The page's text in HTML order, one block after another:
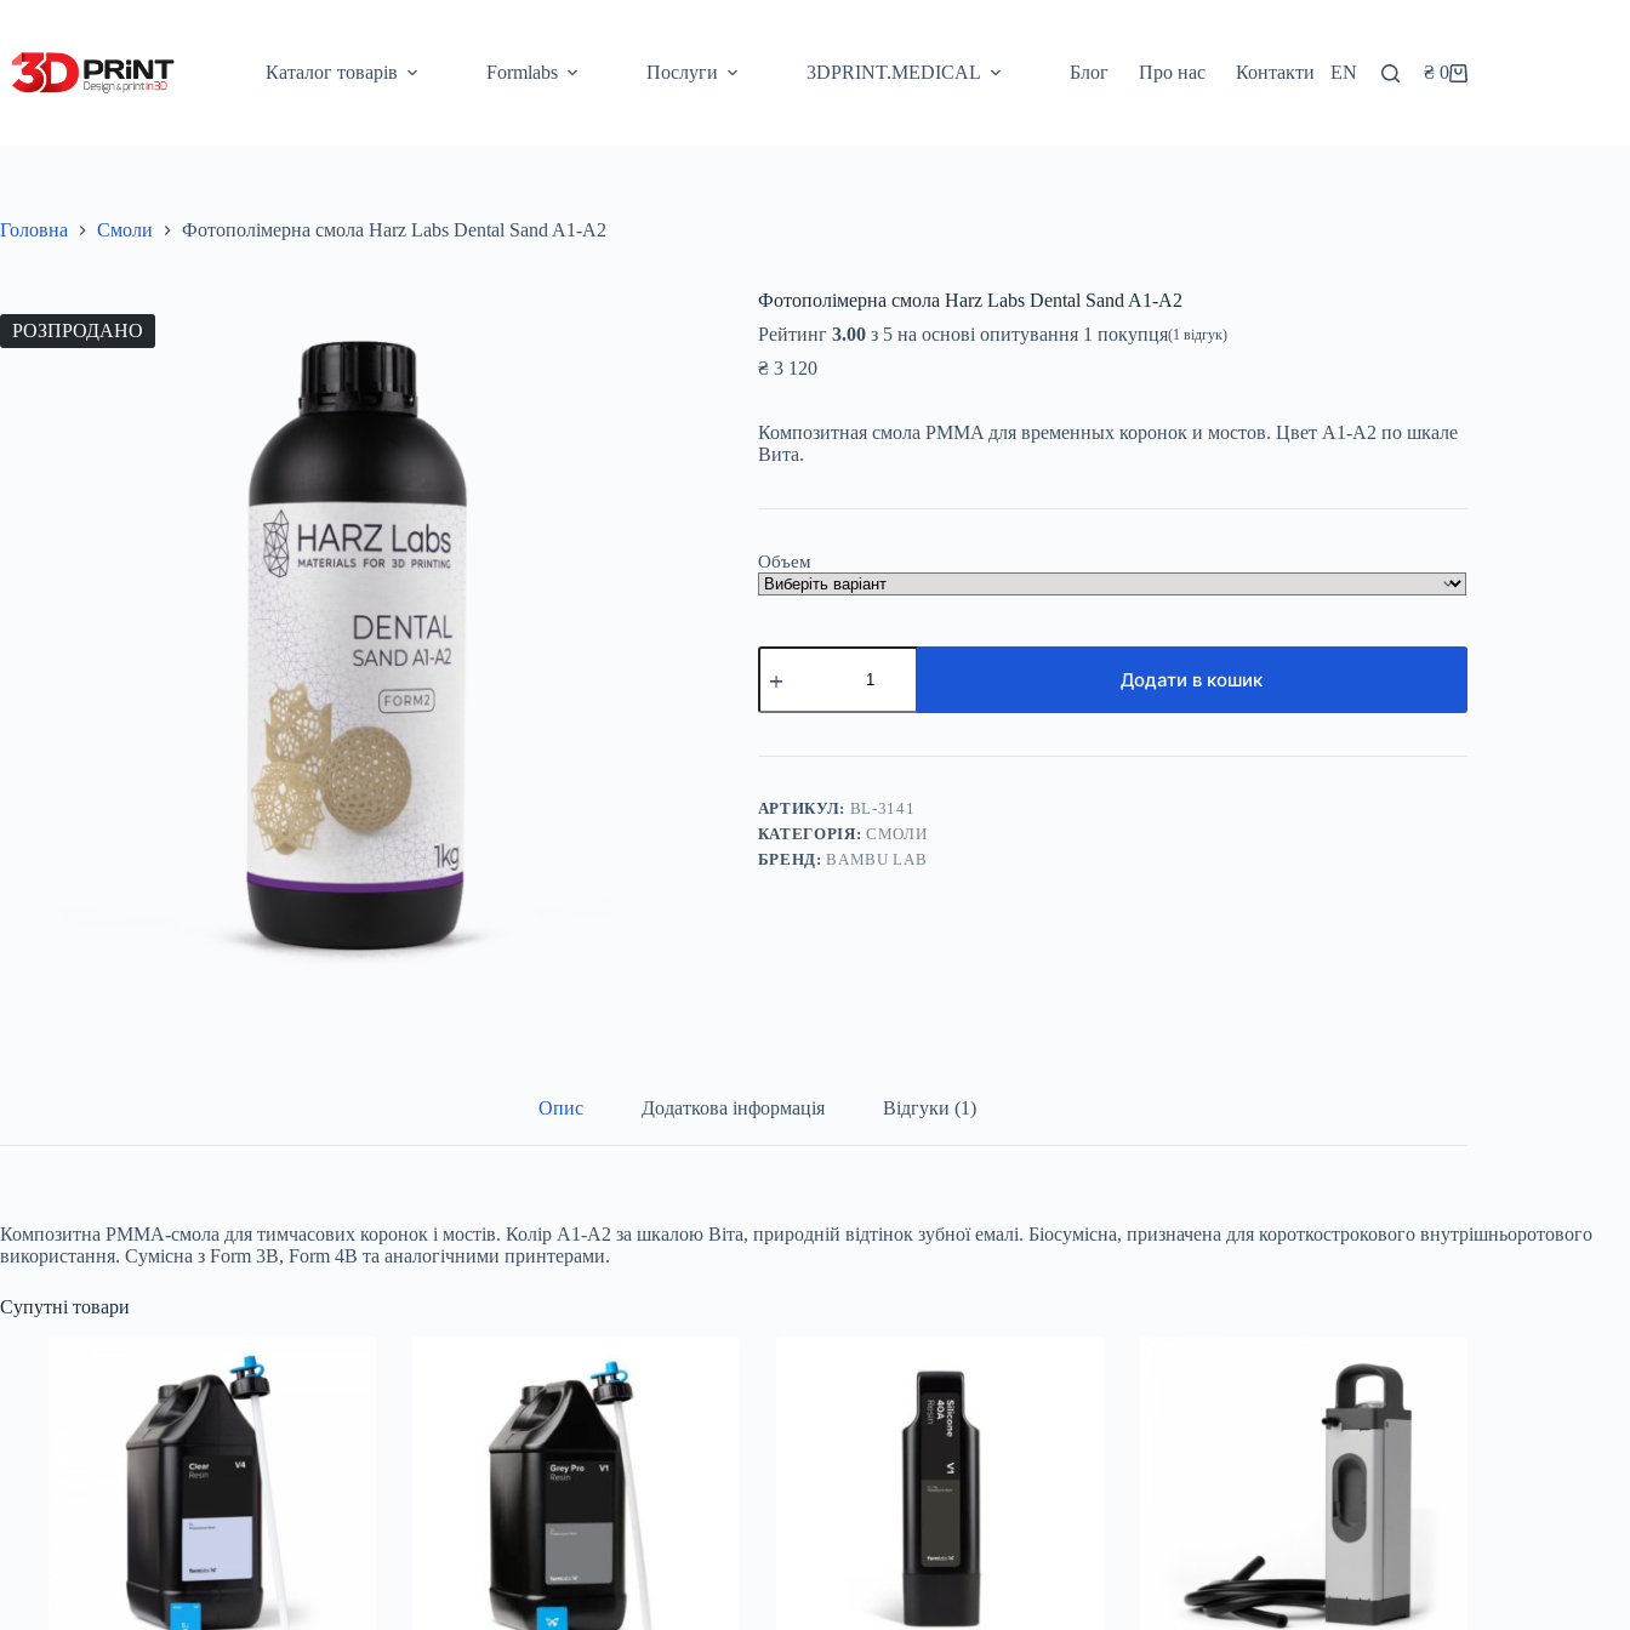
вмісту
Каталог товарів
Formlabs Послуги 3DPRINT.MEDICAL Блог Про нас Контакти EN Кошик
₴0
Головна Смоли Фотополімерна смола Harz Labs Dental Sand A1-A2
РОЗПРОДАНО
Фотополімерна смола Harz Labs Dental Sand A1-A2
Рейтинг 3.00з 5 на основі опитування 1 покупця(1 відгук)
₴3 120
Композитная смола PMMA для временных коронок и мостов. Цвет A1-A2 по шкале
Вита.
Объем
Фотополімерна
смола
Labs
Sand
A2
кількість
Додати в кошик
АРТИКУЛ: BL-3141
КАТЕГОРІЯ: СМОЛИ
БРЕНД:BAMBU LAB
Опис Додаткова інформація Відгуки (1)
Композитна PMMA-смола для тимчасових коронок і мостів. Колір A1-A2 за шкалою Віта, природній відтінок зубної емалі. Біосумісна, призначена для короткострокового внутрішньоротового
використання. Сумісна з Form 3B, Form 4B та аналогічними принтерами.
Супутні товари